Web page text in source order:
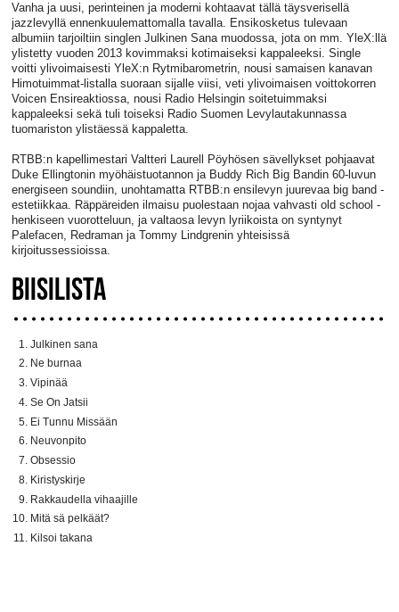
Vanha ja uusi, perinteinen ja moderni kohtaavat tällä täysverisellä
jazzlevyllä ennenkuulemattomalla tavalla. Ensikosketus tulevaan
albumiin tarjoiltiin singlen Julkinen Sana muodossa, jota on mm. YleX:llä
ylistetty vuoden 2013 kovimmaksi kotimaiseksi kappaleeksi. Single
voitti ylivoimaisesti YleX:n Rytmibarometrin, nousi samaisen kanavan
Himotuimmat-listalla suoraan sijalle viisi, veti ylivoimaisen voittokorren
Voicen Ensireaktiossa, nousi Radio Helsingin soitetuimmaksi
kappaleeksi sekä tuli toiseksi Radio Suomen Levylautakunnassa
tuomariston ylistäessä kappaletta.
RTBB:n kapellimestari Valtteri Laurell Pöyhösen sävellykset pohjaavat
Duke Ellingtonin myöhäistuotannon ja Buddy Rich Big Bandin 60-luvun
energiseen soundiin, unohtamatta RTBB:n ensilevyn juurevaa big band -
estetiikkaa. Räppäreiden ilmaisu puolestaan nojaa vahvasti old school -
henkiseen vuorotteluun, ja valtaosa levyn lyriikoista on syntynyt
Palefacen, Redraman ja Tommy Lindgrenin yhteisissä
kirjoitussessioissa.
BIISILISTA
Julkinen sana
Ne burnaa
Vipinää
Se On Jatsii
Ei Tunnu Missään
Neuvonpito
Obsessio
Kiristyskirje
Rakkaudella vihaajille
Mitä sä pelkäät?
Kilsoi takana